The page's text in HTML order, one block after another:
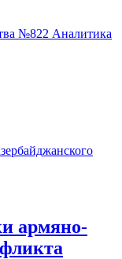
Аналитика
армяно-